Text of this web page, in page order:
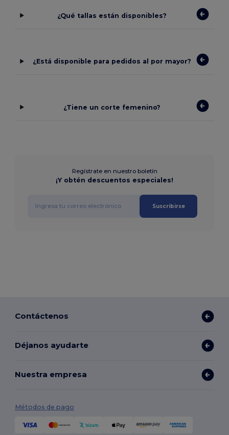
¿Qué tallas están disponibles?
¿Está disponible para pedidos al por mayor?
¿Tiene un corte femenino?
Regístrate en nuestro boletín
¡Y obtén descuentos especiales!
Suscribirse
Contáctenos
Déjanos ayudarte
Nuestra empresa
Métodos de pago